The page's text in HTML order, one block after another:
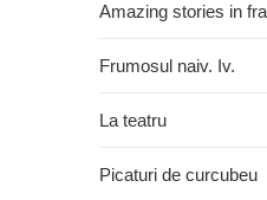
Amazing stories in
Frumosul naiv. Iv.
La teatru
Picaturi de curcubeu